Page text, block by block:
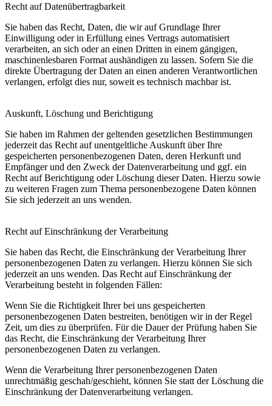
Recht auf Datenübertragbarkeit
Sie haben das Recht, Daten, die wir auf Grundlage Ihrer
Einwilligung oder in Erfüllung eines Vertrags automatisiert
verarbeiten, an sich oder an einen Dritten in einem gängigen,
maschinenlesbaren Format aushändigen zu lassen. Sofern Sie die
direkte Übertragung der Daten an einen anderen Verantwortlichen
verlangen, erfolgt dies nur, soweit es technisch machbar ist.
Auskunft, Löschung und Berichtigung
Sie haben im Rahmen der geltenden gesetzlichen Bestimmungen
jederzeit das Recht auf unentgeltliche Auskunft über Ihre
gespeicherten personenbezogenen Daten, deren Herkunft und
Empfänger und den Zweck der Datenverarbeitung und ggf. ein
Recht auf Berichtigung oder Löschung dieser Daten. Hierzu sowie
zu weiteren Fragen zum Thema personenbezogene Daten können
Sie sich jederzeit an uns wenden.
Recht auf Einschränkung der Verarbeitung
Sie haben das Recht, die Einschränkung der Verarbeitung Ihrer
personenbezogenen Daten zu verlangen. Hierzu können Sie sich
jederzeit an uns wenden. Das Recht auf Einschränkung der
Verarbeitung besteht in folgenden Fällen:
Wenn Sie die Richtigkeit Ihrer bei uns gespeicherten
personenbezogenen Daten bestreiten, benötigen wir in der Regel
Zeit, um dies zu überprüfen. Für die Dauer der Prüfung haben Sie
das Recht, die Einschränkung der Verarbeitung Ihrer
personenbezogenen Daten zu verlangen.
Wenn die Verarbeitung Ihrer personenbezogenen Daten
unrechtmäßig geschah/geschieht, können Sie statt der Löschung die
Einschränkung der Datenverarbeitung verlangen.